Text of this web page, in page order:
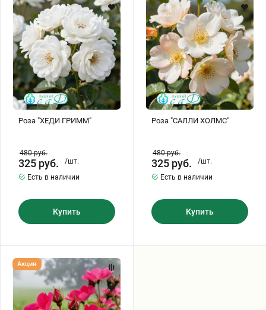
Хризантемы саженцы
Зелень и пряные травы
Роза "ХЕДИ ГРИММ"
480руб.
325 руб.
/шт.
Есть в наличии
Купить
Роза "САЛЛИ ХОЛМС"
480руб.
325 руб.
/шт.
Есть в наличии
Купить
Роза
"ПОППИ
РОУЗ"
Акция